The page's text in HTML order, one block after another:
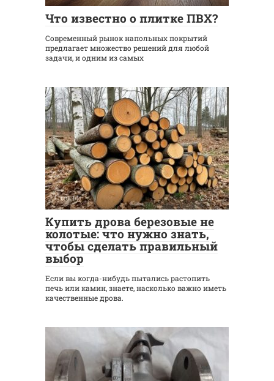
Что известно о плитке ПВХ?
Современный рынок напольных покрытий
предлагает множество решений для любой
задачи, и одним из самых
Статьи 0
Купить дрова березовые не
колотые: что нужно знать,
чтобы сделать правильный
выбор
Если вы когда-нибудь пытались растопить
печь или камин, знаете, насколько важно иметь
качественные дрова.